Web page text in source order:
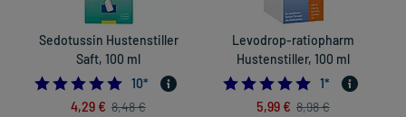
Sedotussin Hustenstiller
Saft, 100 ml
4.7
10*
4,29 € 8,48 €
Levodrop-ratiopharm
Hustenstiller, 100 ml
5.0
1*
5,99 € 8,98 €